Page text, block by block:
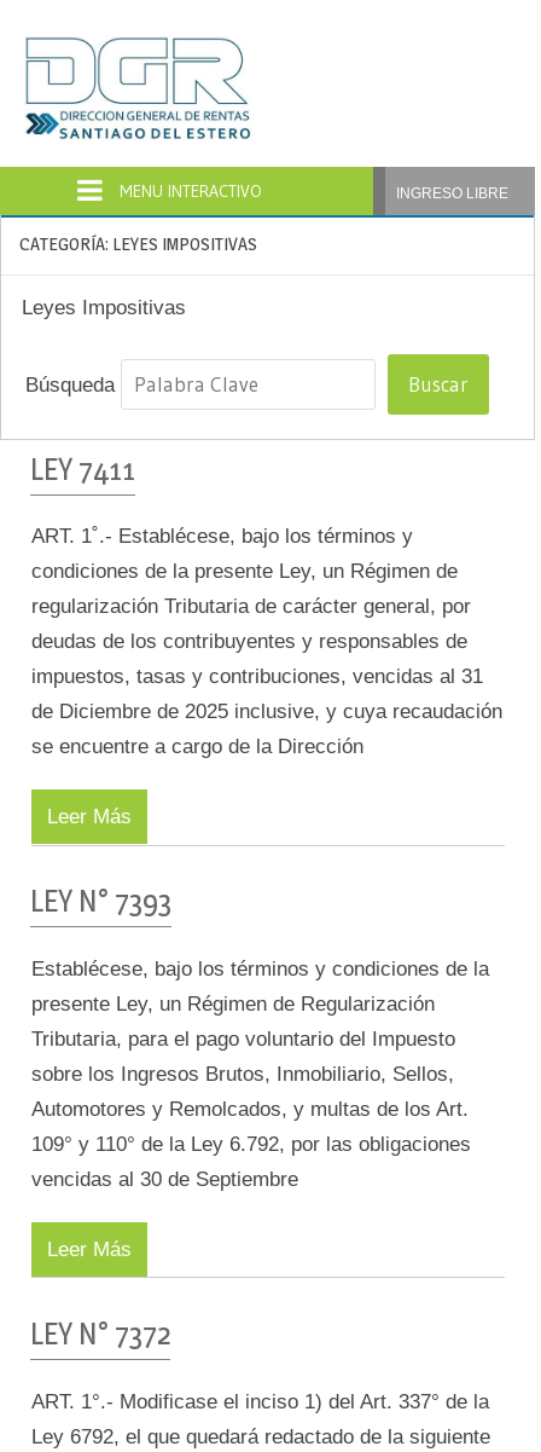
Estero
INGRESO LIBRE
CATEGORÍA: LEYES IMPOSITIVAS
Leyes Impositivas
Búsqueda
LEY 7411
ART. 1˚.- Establécese, bajo los términos y
condiciones de la presente Ley, un Régimen de
regularización Tributaria de carácter general, por
deudas de los contribuyentes y responsables de
impuestos, tasas y contribuciones, vencidas al 31
de Diciembre de 2025 inclusive, y cuya recaudación
se encuentre a cargo de la Dirección
Leer Más
LEY N° 7393
Establécese, bajo los términos y condiciones de la
presente Ley, un Régimen de Regularización
Tributaria, para el pago voluntario del Impuesto
sobre los Ingresos Brutos, Inmobiliario, Sellos,
Automotores y Remolcados, y multas de los Art.
109° y 110° de la Ley 6.792, por las obligaciones
vencidas al 30 de Septiembre
Leer Más
LEY N° 7372
ART. 1°.- Modificase el inciso 1) del Art. 337° de la
Ley 6792, el que quedará redactado de la siguiente